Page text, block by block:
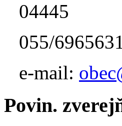
04445
055/6965631
e-mail:
Povin.